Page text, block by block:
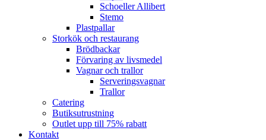
Schoeller Allibert
Stemo
Plastpallar
Storkök och restaurang
Brödbackar
Förvaring av livsmedel
Vagnar och trallor
Serveringsvagnar
Trallor
Catering
Butiksutrustning
Outlet upp till 75% rabatt
Kontakt